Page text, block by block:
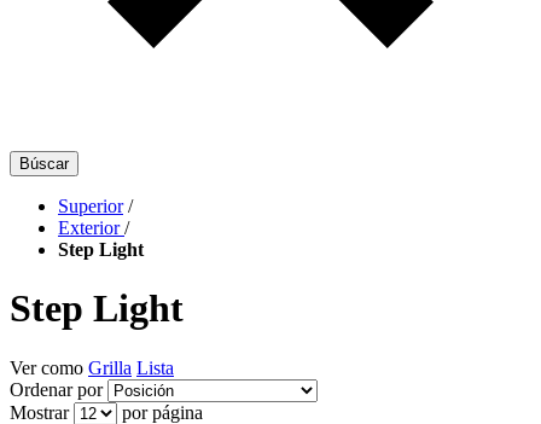
Búscar
Superior /
Exterior /
Step Light
Step Light
Ver como Grilla Lista
Ordenar por
Mostrar
por página